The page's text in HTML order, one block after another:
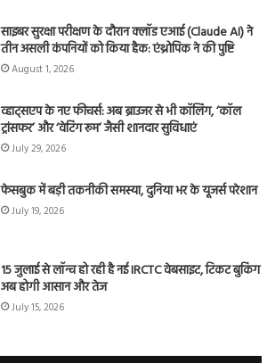
साइबर सुरक्षा परीक्षण के दौरान क्लॉड एआई (Claude AI) ने
तीन असली कंपनियों को किया हैक: एंथ्रोपिक ने की पुष्टि
August 1, 2026
व्हाट्सएप के नए फीचर्स: अब ब्राउजर से भी कॉलिंग, ‘कॉल
ट्रांसफर’ और ‘वेटिंग रूम’ जैसी शानदार सुविधाएं
July 29, 2026
फेसबुक में बड़ी तकनीकी समस्या, दुनिया भर के यूजर्स परेशान
July 19, 2026
15 जुलाई से लॉन्च हो रही है नई IRCTC वेबसाइट, टिकट बुकिंग
अब होगी आसान और तेज
July 15, 2026